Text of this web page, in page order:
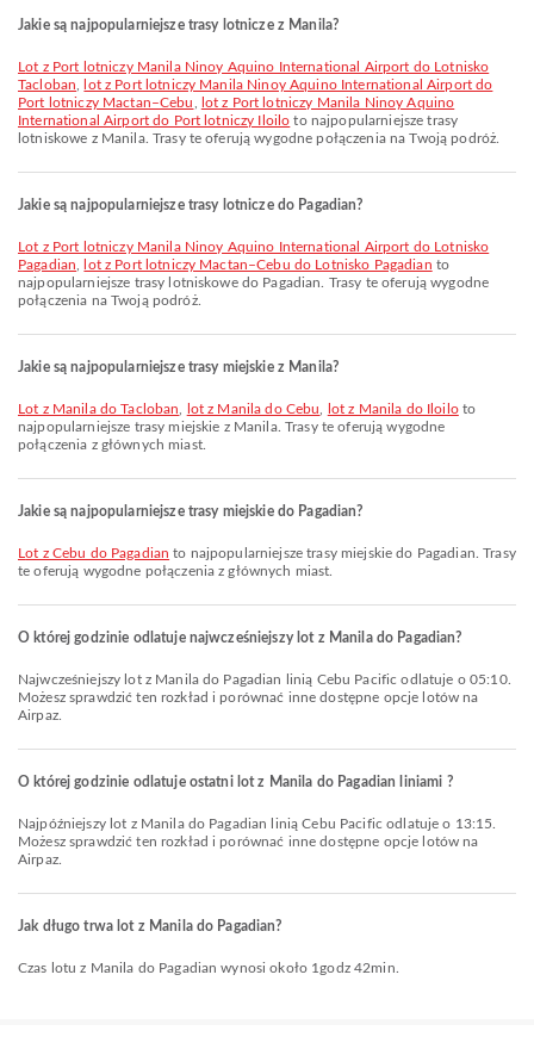
Jakie są najpopularniejsze trasy lotnicze z Manila?
lot z Port lotniczy Manila Ninoy Aquino International Airport do Lotnisko
Tacloban
lot z Port lotniczy Manila Ninoy Aquino International Airport do
Port lotniczy Mactan–Cebu
lot z Port lotniczy Manila Ninoy Aquino
International Airport do Port lotniczy Iloilo to najpopularniejsze trasy
lotniskowe z Manila. Trasy te oferują wygodne połączenia na Twoją podróż.
Jakie są najpopularniejsze trasy lotnicze do Pagadian?
lot z Port lotniczy Manila Ninoy Aquino International Airport do Lotnisko
Pagadian
lot z Port lotniczy Mactan–Cebu do Lotnisko Pagadian to
najpopularniejsze trasy lotniskowe do Pagadian. Trasy te oferują wygodne
połączenia na Twoją podróż.
Jakie są najpopularniejsze trasy miejskie z Manila?
lot z Manila do Tacloban lot z Manila do Cebu lot z Manila do Iloiloto
najpopularniejsze trasy miejskie z Manila. Trasy te oferują wygodne
połączenia z głównych miast.
Jakie są najpopularniejsze trasy miejskie do Pagadian?
lot z Cebu do Pagadian to najpopularniejsze trasy miejskie do Pagadian. Trasy
te oferują wygodne połączenia z głównych miast.
O której godzinie odlatuje najwcześniejszy lot z Manila do Pagadian?
Najwcześniejszy lot z Manila do Pagadian linią Cebu Pacific odlatuje o 05:10.
Możesz sprawdzić ten rozkład i porównać inne dostępne opcje lotów na
Airpaz.
O której godzinie odlatuje ostatni lot z Manila do Pagadian liniami ?
Najpóźniejszy lot z Manila do Pagadian linią Cebu Pacific odlatuje o 13:15.
Możesz sprawdzić ten rozkład i porównać inne dostępne opcje lotów na
Airpaz.
Jak długo trwa lot z Manila do Pagadian?
Czas lotu z Manila do Pagadian wynosi około 1godz 42min.